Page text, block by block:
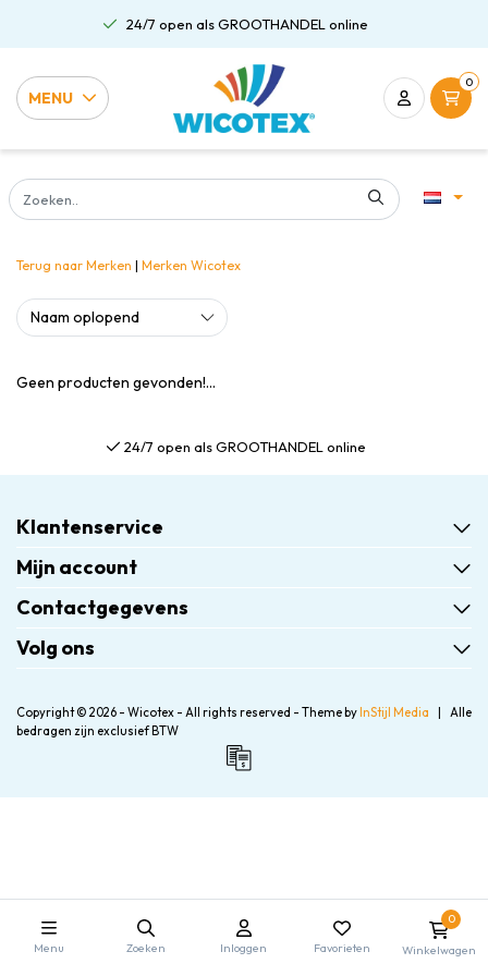
24/7 open als GROOTHANDEL online
MENU
0
Terug naar Merken | Merken Wicotex
Geen producten gevonden!...
24/7 open als GROOTHANDEL online
Klantenservice
Mijn account
Contactgegevens
Volg ons
Copyright © 2026 - Wicotex - All rights reserved - Theme byInStijl Media |
Alle
bedragen zijn exclusief BTW
Menu Zoeken Inloggen Favorieten
0
Winkelwagen